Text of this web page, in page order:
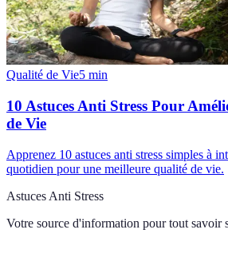
Qualité de Vie5 min
10 Astuces Anti Stress Pour
de Vie
Apprenez 10 astuces anti stress simples à
quotidien pour une meilleure qualité de vie.
Astuces Anti Stress
Votre source d'information pour tout savoir